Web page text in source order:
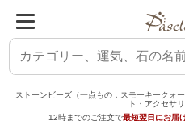
ストーンビーズ（一点もの，スモーキークォ
ト・アクセサ
12時までのご注文で最短翌日にお届